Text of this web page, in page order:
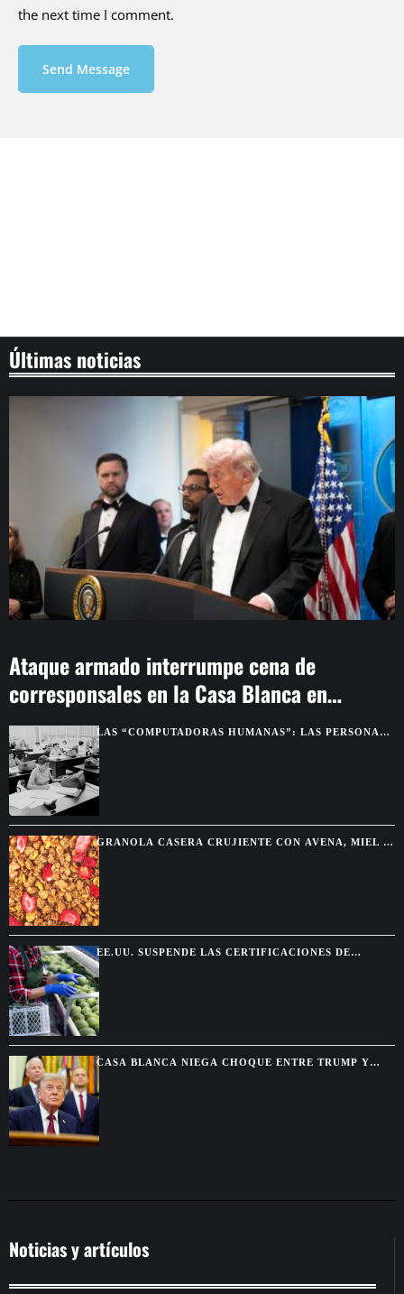
the next time I comment.
Send Message
Últimas noticias
Ataque armado interrumpe cena de
corresponsales en la Casa Blanca en
WashingtonLAS “COMPUTADORAS HUMANAS”: LAS PERSONAS
QUE HACÍAN LOS CÁLCULOS ANTES DE LAS
COMPUTADORAS
GRANOLA CASERA CRUJIENTE CON AVENA, MIEL Y
FRUTOS SECOS
EE.UU. SUSPENDE LAS CERTIFICACIONES DE
AGUACATE EN MICHOACÁN POR UNA AMENAZA DE
SEGURIDAD
CASA BLANCA NIEGA CHOQUE ENTRE TRUMP Y
HEGSETH POR RESERVAS DE MUNICIONES
Noticias y artículos